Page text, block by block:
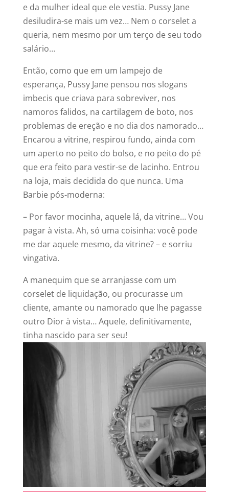
e da mulher ideal que ele vestia. Pussy Jane
desiludira-se mais um vez… Nem o corselet a
queria, nem mesmo por um terço de seu todo
salário…
Então, como que em um lampejo de
esperança, Pussy Jane pensou nos slogans
imbecis que criava para sobreviver, nos
namoros falidos, na cartilagem de boto, nos
problemas de ereção e no dia dos namorado…
Encarou a vitrine, respirou fundo, ainda com
um aperto no peito do bolso, e no peito do pé
que era feito para vestir-se de lacinho. Entrou
na loja, mais decidida do que nunca. Uma
Barbie pós-moderna:
– Por favor mocinha, aquele lá, da vitrine… Vou
pagar à vista. Ah, só uma coisinha: você pode
me dar aquele mesmo, da vitrine? – e sorriu
vingativa.
‍A manequim que se arranjasse com um
corselet de liquidação, ou procurasse um
cliente, amante ou namorado que lhe pagasse
outro Dior à vista… Aquele, definitivamente,
tinha nascido para ser seu!